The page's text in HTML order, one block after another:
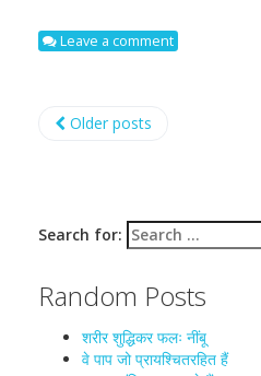
Leave a comment
Older posts
Search for:
Random Posts
शरीर शुद्धिकर फलः नींबू
वे पाप जो प्रायश्चितरहित हैं